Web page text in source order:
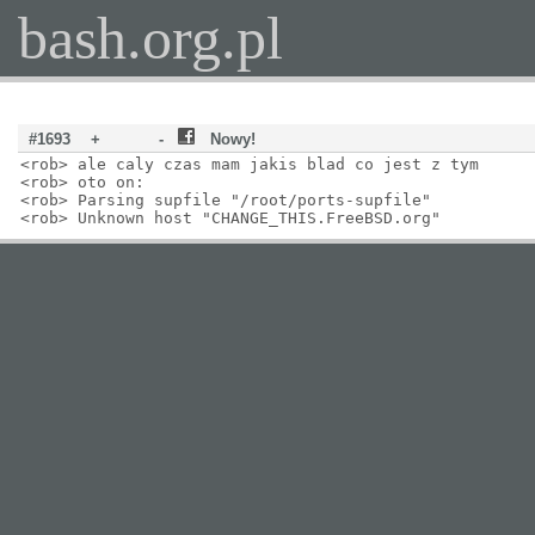
bash.org.pl
#1693 + -
Nowy!
<rob> ale caly czas mam jakis blad co jest z tym
<rob> oto on:
<rob> Parsing supfile "/root/ports-supfile"
<rob> Unknown host "CHANGE_THIS.FreeBSD.org"